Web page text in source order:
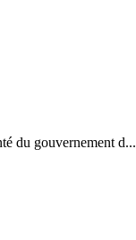
du gouvernement d...